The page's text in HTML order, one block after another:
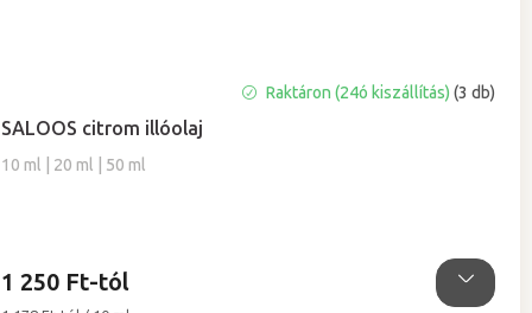
SALOOS citrom illóolaj
10 ml | 20 ml | 50 ml
átlagos
értékelése
Raktáron (24ó kiszállítás)(3 db)
1 250 Ft-tól